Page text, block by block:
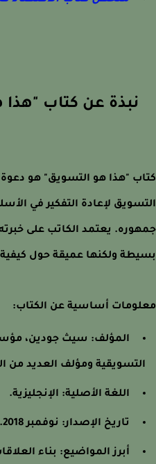
نبذة عن كتاب "هذا
"هذا هو التسويق" هو دعوة
لإعادة التفكير في
يعتمد الكاتب على خبرته
ولكنها عميقة حول كيفية
أساسية عن الكتاب:
المؤلف: سيث جودين،
ومؤلف العديد من
اللغة الأصلية: الإنجليزية.
تاريخ الإصدار: نوفمبر 2018.
أبرز المواضيع: بناء